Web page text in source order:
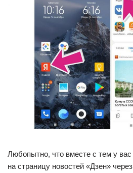
Любопытно, что вместе с тем у вас
на страницу новостей «Дзен»